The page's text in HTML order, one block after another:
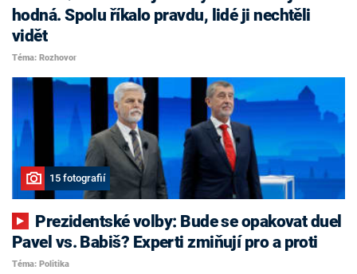
hodná. Spolu říkalo pravdu, lidé ji nechtěli
vidět
Téma: Rozhovor
15 fotografií
Pavel vs. Babiš? Experti zmiňují pro a proti
Téma: Politika